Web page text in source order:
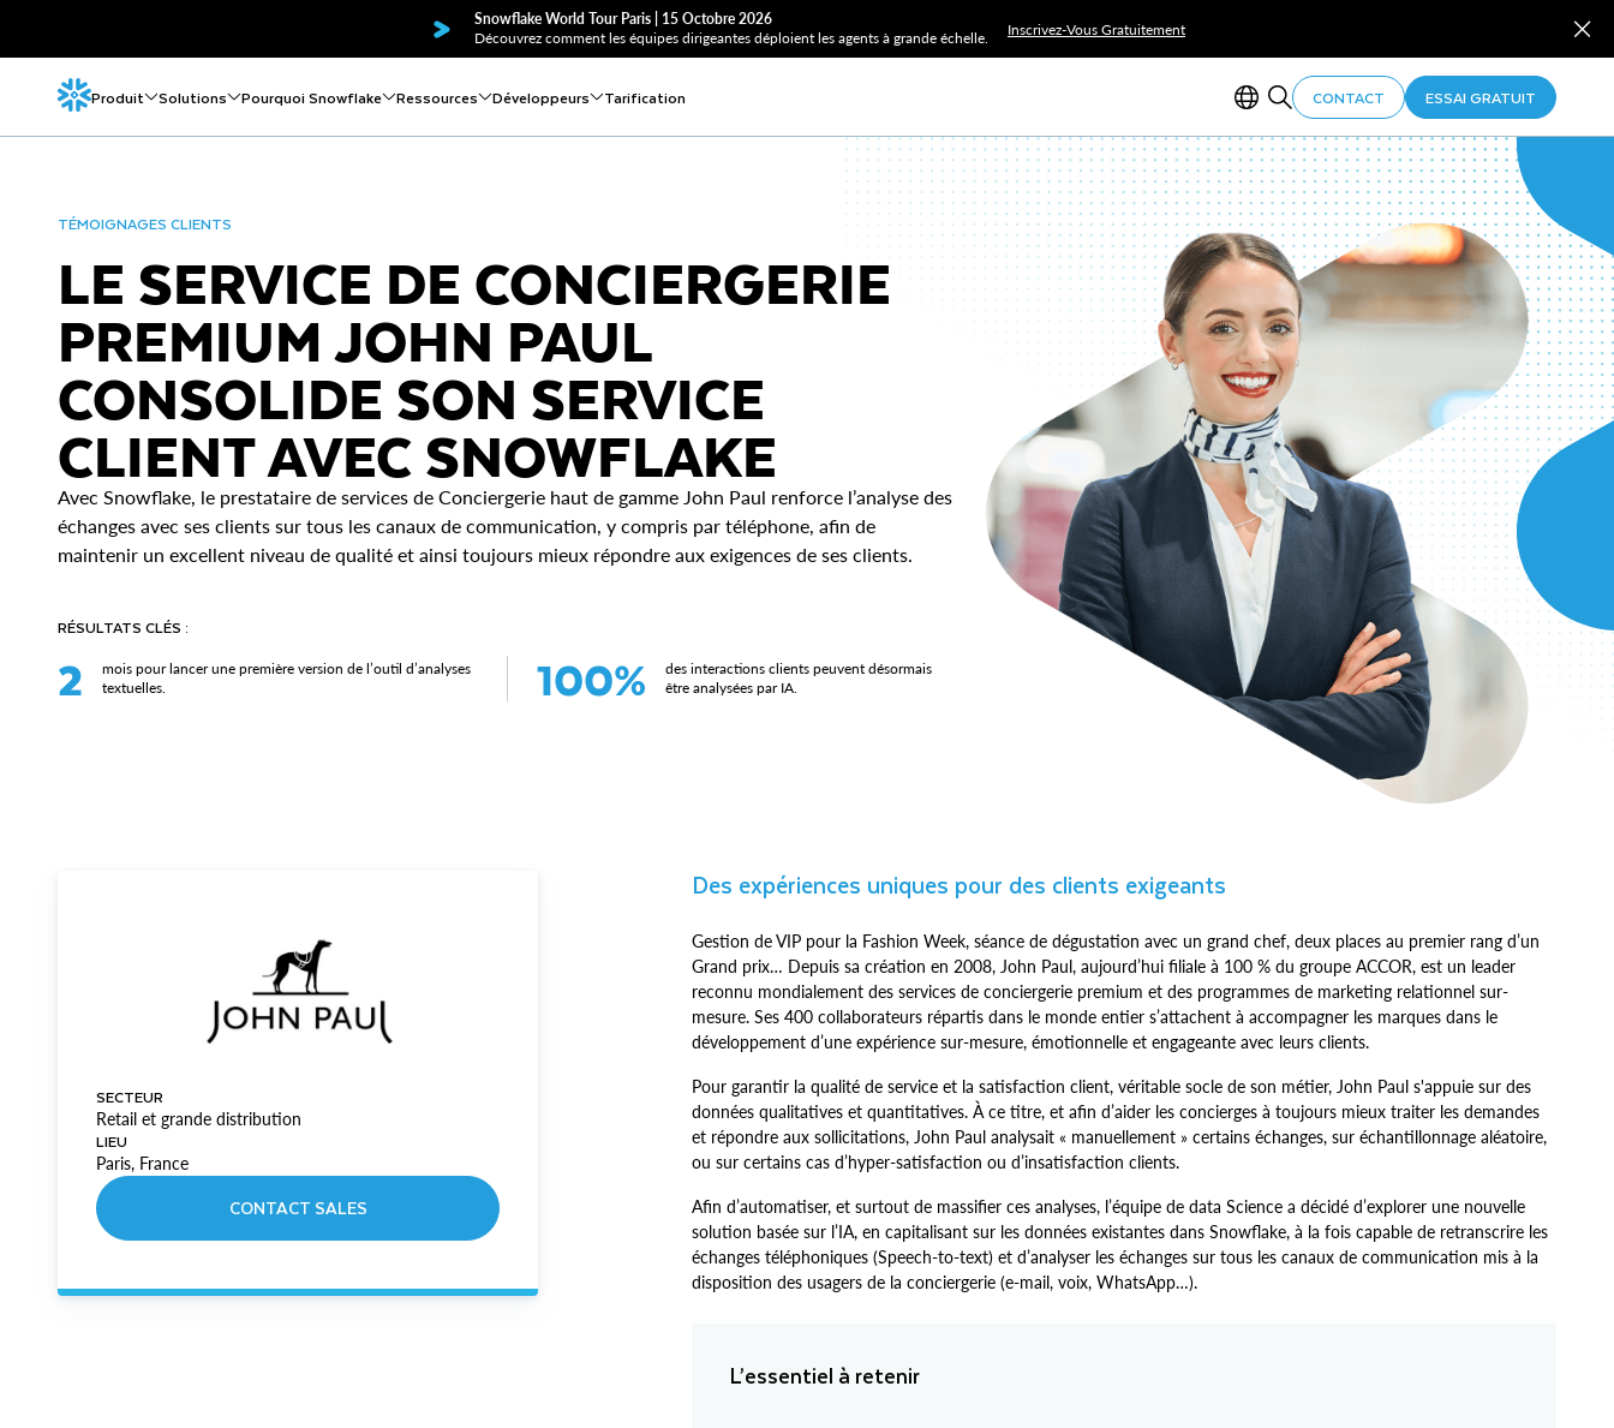
Snowflake World Tour Paris | 15 Octobre 2026
Découvrez comment les équipes dirigeantes déploient les agents à grande échelle.
Inscrivez-Vous Gratuitement
Produit Solutions Pourquoi Snowflake Ressources Développeurs Tarification CONTACT ESSAI GRATUIT
TÉMOIGNAGES CLIENTS
LE SERVICE DE CONCIERGERIE
PREMIUM JOHN PAUL
CONSOLIDE SON SERVICE
CLIENT AVEC SNOWFLAKE
Avec Snowflake, le prestataire de services de Conciergerie haut de gamme John Paul renforce l’analyse des
échanges avec ses clients sur tous les canaux de communication, y compris par téléphone, afin de
maintenir un excellent niveau de qualité et ainsi toujours mieux répondre aux exigences de ses clients.
RÉSULTATS CLÉS :
2
mois pour lancer une première version de l’outil d’analyses
textuelles.
100%
des interactions clients peuvent désormais
être analysées par IA.
SECTEUR
Retail et grande distribution
LIEU
Paris, France
CONTACT SALES
Des expériences uniques pour des clients exigeants
Gestion de VIP pour la Fashion Week, séance de dégustation avec un grand chef, deux places au premier rang d’un
Grand prix… Depuis sa création en 2008, John Paul, aujourd’hui filiale à 100 % du groupe ACCOR, est un leader
reconnu mondialement des services de conciergerie premium et des programmes de marketing relationnel sur-
mesure. Ses 400 collaborateurs répartis dans le monde entier s’attachent à accompagner les marques dans le
développement d’une expérience sur-mesure, émotionnelle et engageante avec leurs clients.
Pour garantir la qualité de service et la satisfaction client, véritable socle de son métier, John Paul s'appuie sur des
données qualitatives et quantitatives. À ce titre, et afin d’aider les concierges à toujours mieux traiter les demandes
et répondre aux sollicitations, John Paul analysait « manuellement » certains échanges, sur échantillonnage aléatoire,
ou sur certains cas d’hyper-satisfaction ou d’insatisfaction clients.
Afin d’automatiser, et surtout de massifier ces analyses, l’équipe de data Science a décidé d’explorer une nouvelle
solution basée sur l’IA, en capitalisant sur les données existantes dans Snowflake, à la fois capable de retranscrire les
échanges téléphoniques (Speech-to-text) et d’analyser les échanges sur tous les canaux de communication mis à la
disposition des usagers de la conciergerie (e-mail, voix, WhatsApp…).
L’essentiel à retenir